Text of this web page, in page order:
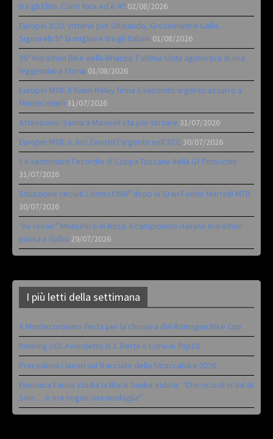
tra gli Elite. Corvi fora ed è 4^ 02/08/2026
Europei XCO: vittorie per Ghibaudo, Grossmann e Gallis.
Signorelli 5^ la migliore tra gli italiani 01/08/2026
35ª Marathon Bike della Brianza: l’ultima sfida agonistica di una
leggendaria storia 01/08/2026
Europei MTB: il Team Relay firma il secondo argento azzurro a
Monteceneri 31/07/2026
Attenzione: Samara Maxwell sta per tornare 31/07/2026
Europei MTB: a Juri Zanotti l’argento nell’XCC 30/07/2026
Il 6 settembre l’esordio di Coppa Toscana della Gf Pinocchio
31/07/2026
Situazione circuiti Contest360° dopo la Gran Fondo Marradi MTB
30/07/2026
“Au revoir” Monselice in Rosa. Il campionato italiano marathon
passa a Gallio 29/07/2026
I più letti della settimana
A Montecoronaro festa per la chiusura del Romagna Bike Cup
Ranking UCI: Avondetto N.2. Berta e Corvi in Top10
Procedono i lavori sul tracciato della Straccabike 2026
Eleonora Farina studia la Black Snake iridata: “Che ricordi in Val di
Sole… e ora sogno una medaglia”